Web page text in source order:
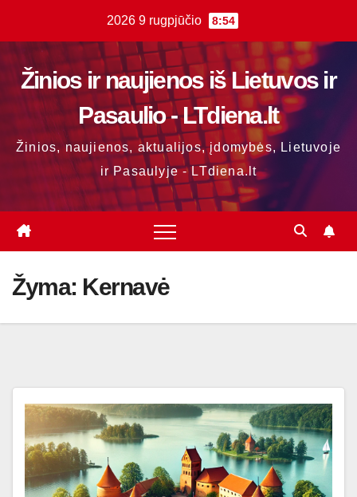
content
2026 9 rugpjūčio 8:54
Žinios ir naujienos iš Lietuvos ir
Pasaulio - LTdiena.lt
Žinios, naujienos, aktualijos, įdomybės, Lietuvoje
ir Pasaulyje - LTdiena.lt
Žyma: Kernavė